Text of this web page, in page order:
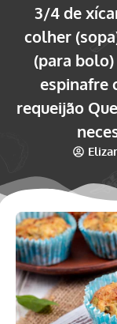
3/4 de
colher
(para bolo)
espinafre
requeijão